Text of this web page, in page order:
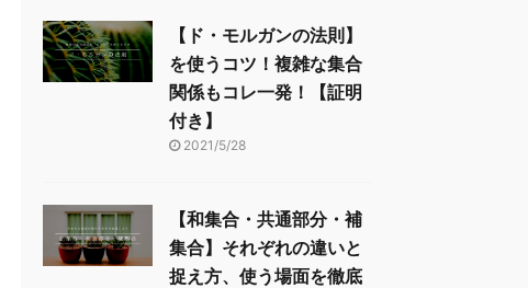
【ド・モルガンの法則】
を使うコツ！複雑な集合
関係もコレ一発！【証明
付き】
2021/5/28
【和集合・共通部分・補
集合】それぞれの違いと
捉え方、使う場面を徹底